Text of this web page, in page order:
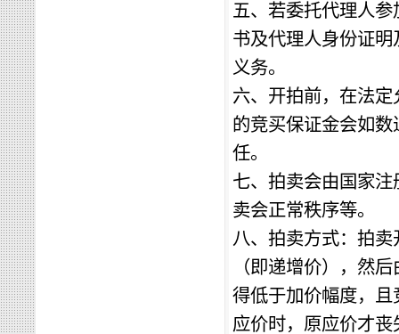
五、若委托代理人
书及代理人身份证
义务。
六、开拍前，在法
的竞买保证金会如
任。
七、拍卖会由国家
卖会正常秩序等。
八、拍卖方式：拍
（即递增价），然
得低于加价幅度，
应价时，原应价才丧